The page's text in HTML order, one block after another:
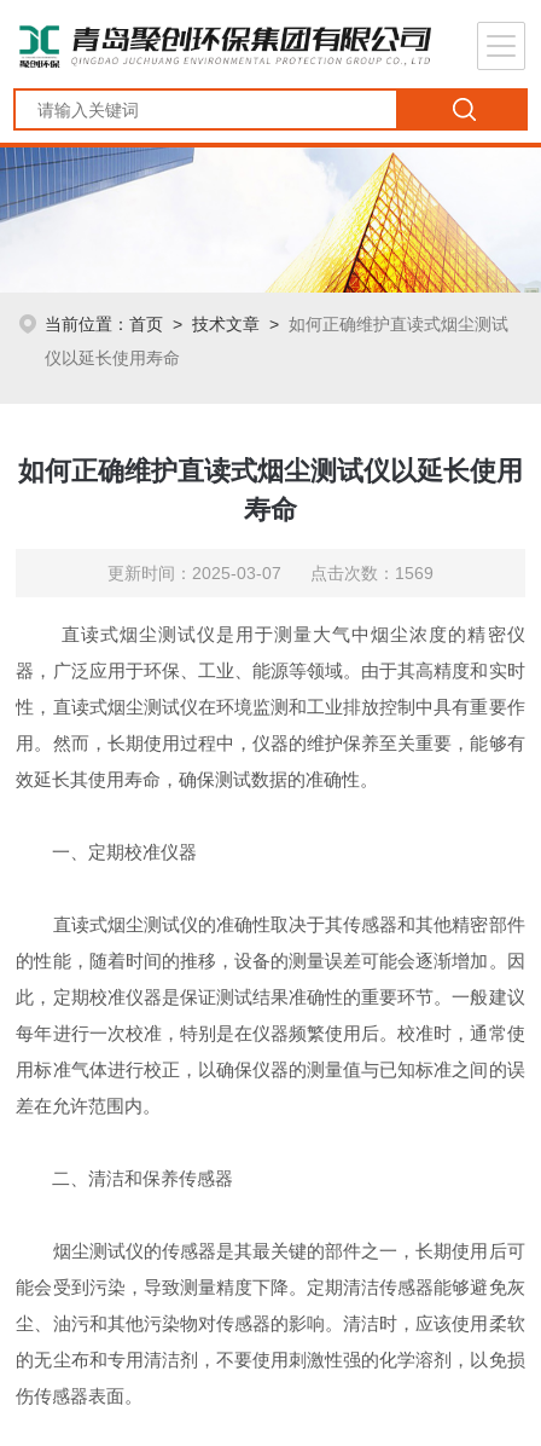
当前位置：首页 >技术文章 >如何正确维护直读式烟尘测试
仪以延长使用寿命
如何正确维护直读式烟尘测试仪以延长使用
寿命
更新时间：2025-03-07 点击次数：1569
直读式烟尘测试仪是用于测量大气中烟尘浓度的精密仪
器，广泛应用于环保、工业、能源等领域。由于其高精度和实时
性，直读式烟尘测试仪在环境监测和工业排放控制中具有重要作
用。然而，长期使用过程中，仪器的维护保养至关重要，能够有
效延长其使用寿命，确保测试数据的准确性。
一、定期校准仪器
直读式烟尘测试仪的准确性取决于其传感器和其他精密部件
的性能，随着时间的推移，设备的测量误差可能会逐渐增加。因
此，定期校准仪器是保证测试结果准确性的重要环节。一般建议
每年进行一次校准，特别是在仪器频繁使用后。校准时，通常使
用标准气体进行校正，以确保仪器的测量值与已知标准之间的误
差在允许范围内。
二、清洁和保养传感器
烟尘测试仪的传感器是其最关键的部件之一，长期使用后可
能会受到污染，导致测量精度下降。定期清洁传感器能够避免灰
尘、油污和其他污染物对传感器的影响。清洁时，应该使用柔软
的无尘布和专用清洁剂，不要使用刺激性强的化学溶剂，以免损
伤传感器表面。